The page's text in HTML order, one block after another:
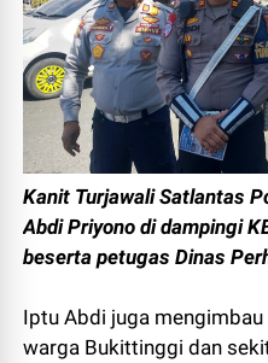
Kanit Turjawali Satlantas
Abdi Priyono di dampingi
beserta petugas Dinas
Iptu Abdi juga
warga Bukittinggi dan